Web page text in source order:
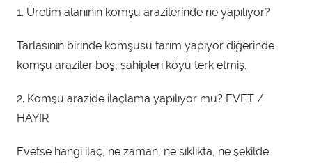
1. Üretim alanının komşu arazilerinde ne yapılıyor?
Tarlasının birinde komşusu tarım yapıyor diğerinde
komşu araziler boş, sahipleri köyü terk etmiş.
2. Komşu arazide ilaçlama yapılıyor mu? EVET /
HAYIR
Evetse hangi ilaç, ne zaman, ne sıklıkta, ne şekilde